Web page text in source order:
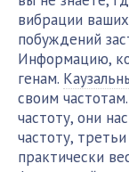
вибрации
побуждений
Информацию,
генам.
своим
частоту, они
частоту,
практически